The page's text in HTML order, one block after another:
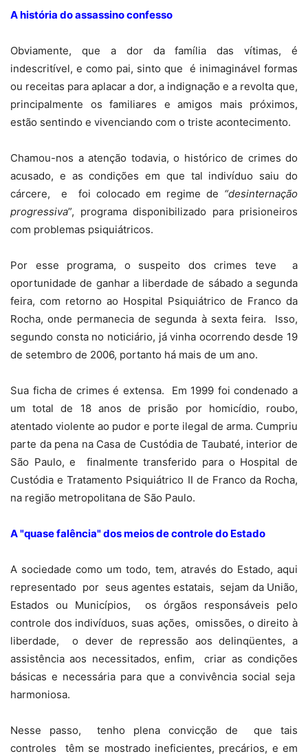
A história do assassino confesso
Obviamente, que a dor da família das vítimas, é
indescritível, e como pai, sinto que é inimaginável formas
ou receitas para aplacar a dor, a indignação e a revolta que,
principalmente os familiares e amigos mais próximos,
estão sentindo e vivenciando com o triste acontecimento.
Chamou-nos a atenção todavia, o histórico de crimes do
acusado, e as condições em que tal indivíduo saiu do
cárcere,
e foi colocado em regime de “desinternação
progressiva”, programa disponibilizado para prisioneiros
com problemas psiquiátricos.
Por esse programa, o suspeito dos crimes teve
a
oportunidade de ganhar a liberdade de sábado a segunda
feira, com retorno ao Hospital Psiquiátrico de Franco da
Rocha, onde permanecia de segunda à sexta feira.
Isso,
segundo consta no noticiário, já vinha ocorrendo desde 19
de setembro de 2006, portanto há mais de um ano.
Sua ficha de crimes é extensa.
Em 1999 foi condenado a
um total de 18 anos de prisão por homicídio, roubo,
atentado violente ao pudor e porte ilegal de arma. Cumpriu
parte da pena na Casa de Custódia de Taubaté, interior de
São Paulo, e
finalmente transferido para o Hospital de
Custódia e Tratamento Psiquiátrico II de Franco da Rocha,
na região metropolitana de São Paulo.
A "quase falência" dos meios de controle do Estado
A sociedade como um todo, tem, através do Estado, aqui
representado por seus agentes estatais, sejam da União,
Estados ou Municípios,
os órgãos responsáveis pelo
controle dos indivíduos, suas ações, omissões, o direito à
liberdade,
o dever de repressão aos delinqüentes, a
assistência aos necessitados, enfim,
criar as condições
básicas e necessária para que a convivência social seja
harmoniosa.
Nesse passo, tenho plena convicção de
que tais
controles
têm se mostrado ineficientes, precários, e em